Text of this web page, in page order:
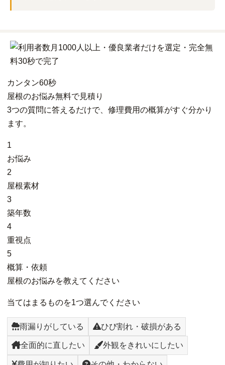
カンタン60秒
屋根のお悩み無料で見積り
3つの質問に答えるだけで、修理費用の概算がすぐ分かり
ます。
1
お悩み
2
屋根素材
3
築年数
4
重視点
5
概算・依頼
屋根のお悩みを教えてください
当てはまるものを1つ選んでください
雨漏りがしている ひび割れ・破損がある
全面的に直したい 外観をきれいにしたい